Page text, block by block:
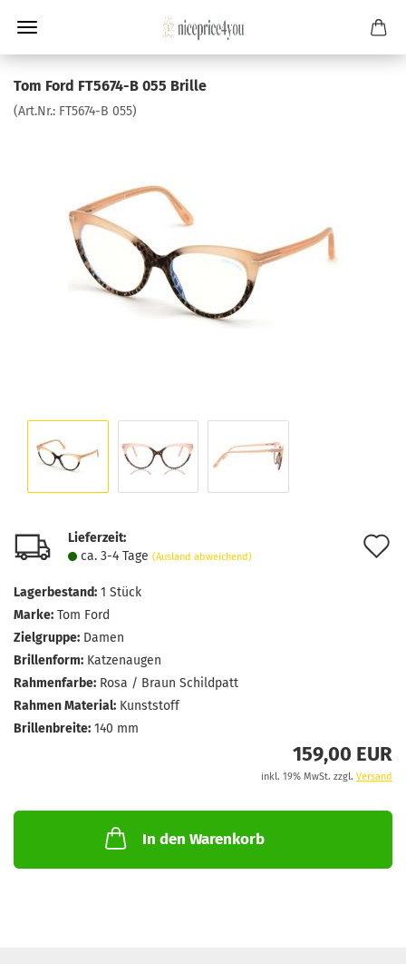
Tom Ford FT5674-B 055 Brille
(Art.Nr.: FT5674-B 055)
Lieferzeit:
ca. 3-4 Tage (Ausland abweichend)
Lagerbestand: 1 Stück
Marke: Tom Ford
Zielgruppe: Damen
Brillenform: Katzenaugen
Rahmenfarbe: Rosa / Braun Schildpatt
Rahmen Material: Kunststoff
Brillenbreite: 140 mm
159,00 EUR
inkl. 19% MwSt. zzgl. Versand
In den Warenkorb